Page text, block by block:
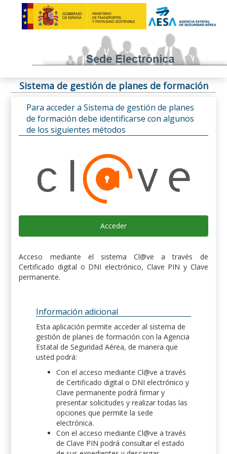
Sistema de gestión de planes de formación
Para acceder a Sistema de gestión de planes
de formación debe identificarse con algunos
de los siguientes métodos
Acceder
Acceso mediante el sistema Cl@ve a través de
Certificado digital o DNI electrónico, Clave PIN y Clave
permanente.
Información adicional
Esta aplicación permite acceder al sistema de
gestión de planes de formación con la Agencia
Estatal de Seguridad Aérea, de manera que
usted podrá:
Con el acceso mediante Cl@ve a través
de Certificado digital o DNI electrónico y
Clave permanente podrá firmar y
presentar solicitudes y realizar todas las
opciones que permite la sede
electrónica.
Con el acceso mediante Cl@ve a través
de Clave PIN podrá consultar el estado